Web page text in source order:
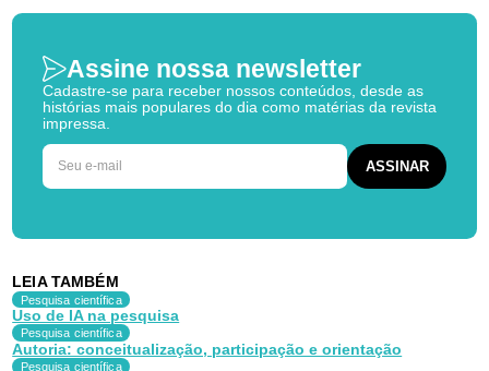
Assine nossa newsletter
Cadastre-se para receber nossos conteúdos, desde as
histórias mais populares do dia como matérias da revista
impressa.
LEIA TAMBÉM
Pesquisa científica
Uso de IA na pesquisa
Pesquisa científica
Autoria: conceitualização, participação e orientação
Pesquisa científica